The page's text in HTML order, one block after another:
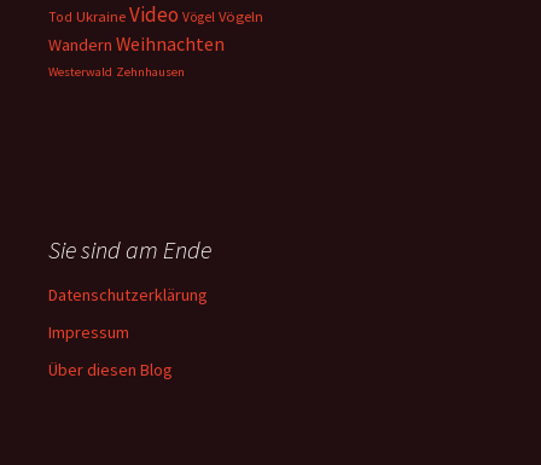
Tod Ukraine Video Vögel Vögeln
Wandern Weihnachten
Westerwald Zehnhausen
Sie sind am Ende
Datenschutzerklärung
Impressum
Über diesen Blog